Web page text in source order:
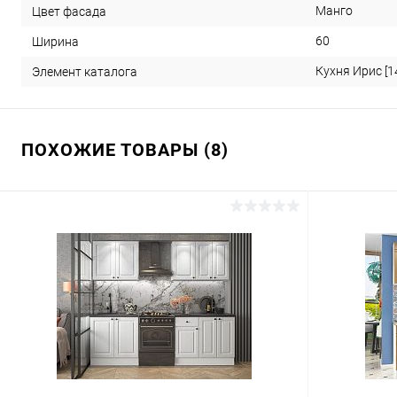
Цвет фасада Манго
Ширина 60
Элемент каталога Кухня Ирис
ПОХОЖИЕ ТОВАРЫ (8)